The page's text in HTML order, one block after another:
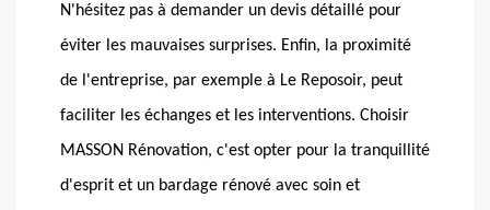
N'hésitez pas à demander un devis détaillé pour
éviter les mauvaises surprises. Enfin, la proximité
de l'entreprise, par exemple à Le Reposoir, peut
faciliter les échanges et les interventions. Choisir
MASSON Rénovation, c'est opter pour la tranquillité
d'esprit et un bardage rénové avec soin et